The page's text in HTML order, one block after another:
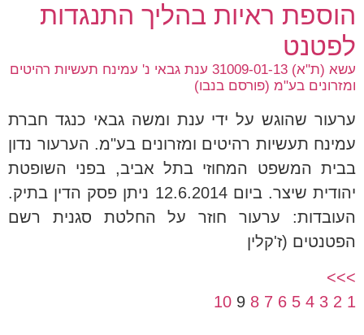
הוספת ראיות בהליך התנגדות
לפטנט
עשא (ת"א) 31009-01-13 ענת גבאי נ' עמינח תעשיות רהיטים
ומזרונים בע"מ (פורסם בנבו)
ערעור שהוגש על ידי ענת ומשה גבאי כנגד חברת
עמינח תעשיות רהיטים ומזרונים בע"מ. הערעור נדון
בבית המשפט המחוזי בתל אביב, בפני השופטת
יהודית שיצר. ביום 12.6.2014 ניתן פסק הדין בתיק.
העובדות: ערעור חוזר על החלטת סגנית רשם
הפטנטים (ז'קלין
>>>
1
2
3
4
5
6
7
8
9
10